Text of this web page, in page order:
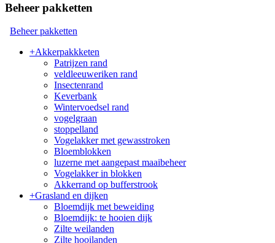
Beheer pakketten
Beheer pakketten
+Akkerpakkketen
Patrijzen rand
veldleeuweriken rand
Insectenrand
Keverbank
Wintervoedsel rand
vogelgraan
stoppelland
Vogelakker met gewasstroken
Bloemblokken
luzerne met aangepast maaibeheer
Vogelakker in blokken
Akkerrand op bufferstrook
+Grasland en dijken
Bloemdijk met beweiding
Bloemdijk: te hooien dijk
Zilte weilanden
Zilte hooilanden